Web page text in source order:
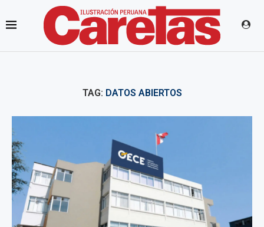
TAG: DATOS ABIERTOS